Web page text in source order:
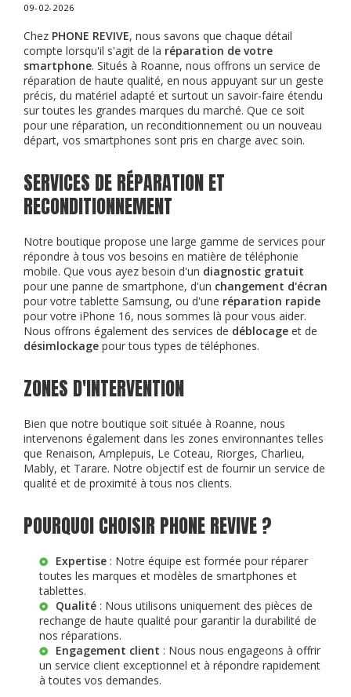
09-02-2026
Chez PHONE REVIVE, nous savons que chaque détail
compte lorsqu'il s'agit de la réparation de votre
smartphone. Situés à Roanne, nous offrons un service de
réparation de haute qualité, en nous appuyant sur un geste
précis, du matériel adapté et surtout un savoir-faire étendu
sur toutes les grandes marques du marché. Que ce soit
pour une réparation, un reconditionnement ou un nouveau
départ, vos smartphones sont pris en charge avec soin.
SERVICES DE RÉPARATION ET
RECONDITIONNEMENT
Notre boutique propose une large gamme de services pour
répondre à tous vos besoins en matière de téléphonie
mobile. Que vous ayez besoin d'un diagnostic gratuit
pour une panne de smartphone, d'un changement d'écran
pour votre tablette Samsung, ou d'une réparation rapide
pour votre iPhone 16, nous sommes là pour vous aider.
Nous offrons également des services de déblocage et de
désimlockage pour tous types de téléphones.
ZONES D'INTERVENTION
Bien que notre boutique soit située à Roanne, nous
intervenons également dans les zones environnantes telles
que Renaison, Amplepuis, Le Coteau, Riorges, Charlieu,
Mably, et Tarare. Notre objectif est de fournir un service de
qualité et de proximité à tous nos clients.
POURQUOI CHOISIR PHONE REVIVE ?
Expertise : Notre équipe est formée pour réparer
toutes les marques et modèles de smartphones et
tablettes.
Qualité : Nous utilisons uniquement des pièces de
rechange de haute qualité pour garantir la durabilité de
nos réparations.
Engagement client : Nous nous engageons à offrir
un service client exceptionnel et à répondre rapidement
à toutes vos demandes.